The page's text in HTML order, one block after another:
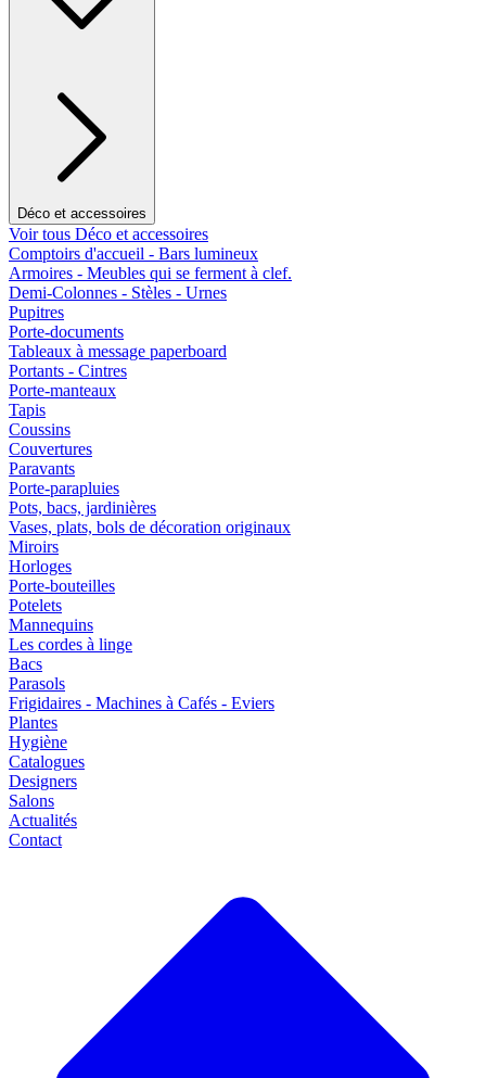
Déco et accessoires
Voir tous Déco et accessoires
Comptoirs d'accueil - Bars lumineux
Armoires - Meubles qui se ferment à clef.
Demi-Colonnes - Stèles - Urnes
Pupitres
Porte-documents
Tableaux à message paperboard
Portants - Cintres
Porte-manteaux
Tapis
Coussins
Couvertures
Paravants
Porte-parapluies
Pots, bacs, jardinières
Vases, plats, bols de décoration originaux
Miroirs
Horloges
Porte-bouteilles
Potelets
Mannequins
Les cordes à linge
Bacs
Parasols
Frigidaires - Machines à Cafés - Eviers
Plantes
Hygiène
Catalogues
Designers
Salons
Actualités
Contact